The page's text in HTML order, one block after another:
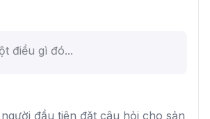
đầu tiên đặt câu hỏi cho sản